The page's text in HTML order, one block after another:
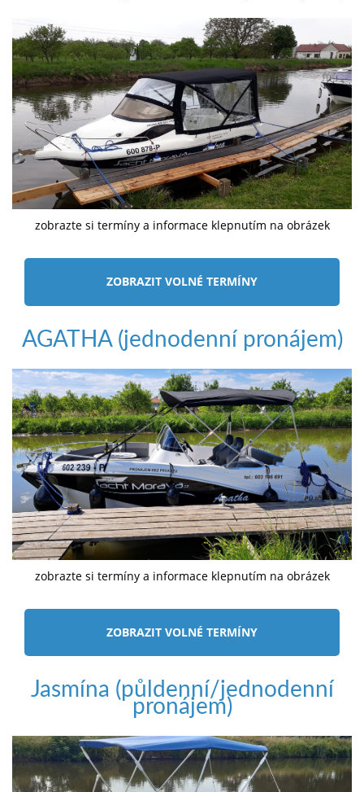
zobrazte si termíny a informace klepnutím na obrázek
ZOBRAZIT VOLNÉ TERMÍNY
AGATHA (jednodenní pronájem)
zobrazte si termíny a informace klepnutím na obrázek
ZOBRAZIT VOLNÉ TERMÍNY
Jasmína (půldenní/jednodenní
pronájem)